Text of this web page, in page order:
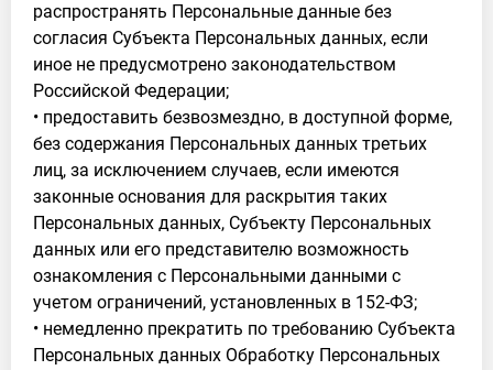
распространять Персональные данные без
согласия Субъекта Персональных данных, если
иное не предусмотрено законодательством
Российской Федерации;
• предоставить безвозмездно, в доступной форме,
без содержания Персональных данных третьих
лиц, за исключением случаев, если имеются
законные основания для раскрытия таких
Персональных данных, Субъекту Персональных
данных или его представителю возможность
ознакомления с Персональными данными с
учетом ограничений, установленных в 152-ФЗ;
• немедленно прекратить по требованию Субъекта
Персональных данных Обработку Персональных